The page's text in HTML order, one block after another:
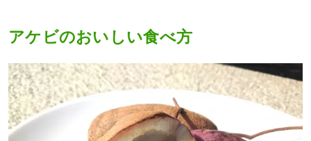
アケビのおいしい食べ方